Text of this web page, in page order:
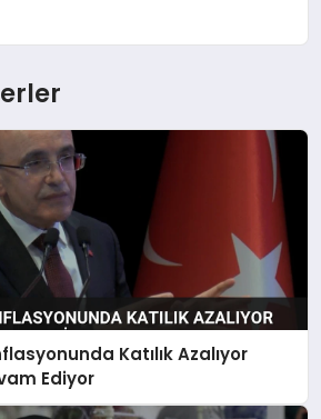
Katılık Azalıyor
Ediyor